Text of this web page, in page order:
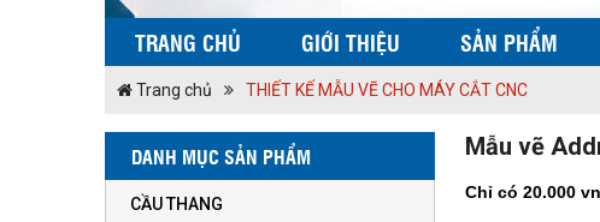
TRANG CHỦ GIỚI THIỆU SẢN PHẨM
Trang chủ THIẾT KẾ MẪU VẼ CHO MÁY CẮT CNC
DANH MỤC SẢN PHẨM
CẦU THANG
Mẫu vẽ
Chỉ có 20.000